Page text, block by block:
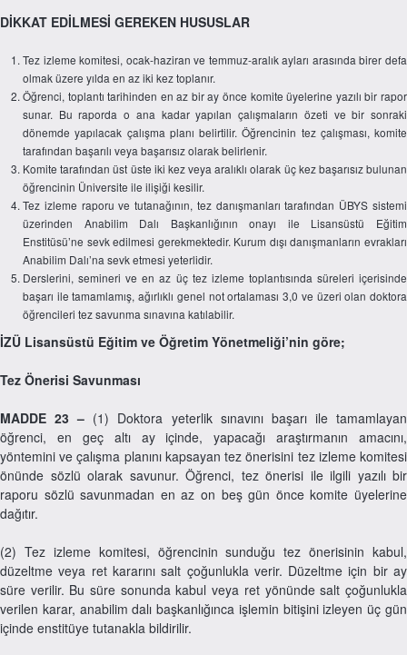
DİKKAT EDİLMESİ GEREKEN HUSUSLAR
Tez izleme komitesi, ocak-haziran ve temmuz-aralık ayları arasında birer defa
olmak üzere yılda en az iki kez toplanır.
Öğrenci, toplantı tarihinden en az bir ay önce komite üyelerine yazılı bir rapor
sunar. Bu raporda o ana kadar yapılan çalışmaların özeti ve bir sonraki
dönemde yapılacak çalışma planı belirtilir. Öğrencinin tez çalışması, komite
tarafından başarılı veya başarısız olarak belirlenir.
Komite tarafından üst üste iki kez veya aralıklı olarak üç kez başarısız bulunan
öğrencinin Üniversite ile ilişiği kesilir.
Tez izleme raporu ve tutanağının, tez danışmanları tarafından ÜBYS sistemi
üzerinden Anabilim Dalı Başkanlığının onayı ile Lisansüstü Eğitim
Enstitüsü’ne sevk edilmesi gerekmektedir. Kurum dışı danışmanların evrakları
Anabilim Dalı’na sevk etmesi yeterlidir.
Derslerini, semineri ve en az üç tez izleme toplantısında süreleri içerisinde
başarı ile tamamlamış, ağırlıklı genel not ortalaması 3,0 ve üzeri olan doktora
öğrencileri tez savunma sınavına katılabilir.
İZÜ Lisansüstü Eğitim ve Öğretim Yönetmeliği’nin göre;
Tez Önerisi Savunması
MADDE 23 – (1) Doktora yeterlik sınavını başarı ile tamamlayan
öğrenci, en geç altı ay içinde, yapacağı araştırmanın amacını,
yöntemini ve çalışma planını kapsayan tez önerisini tez izleme komitesi
önünde sözlü olarak savunur. Öğrenci, tez önerisi ile ilgili yazılı bir
raporu sözlü savunmadan en az on beş gün önce komite üyelerine
dağıtır.
(2) Tez izleme komitesi, öğrencinin sunduğu tez önerisinin kabul,
düzeltme veya ret kararını salt çoğunlukla verir. Düzeltme için bir ay
süre verilir. Bu süre sonunda kabul veya ret yönünde salt çoğunlukla
verilen karar, anabilim dalı başkanlığınca işlemin bitişini izleyen üç gün
içinde enstitüye tutanakla bildirilir.